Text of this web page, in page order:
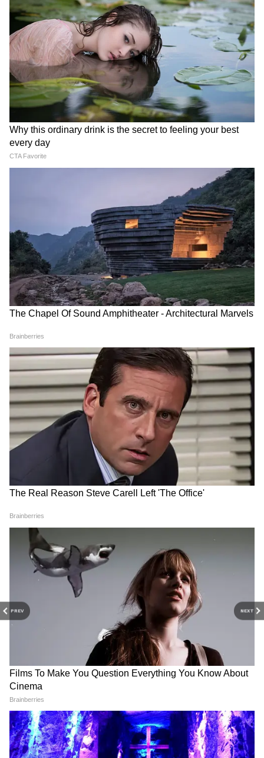
PREV NEXT
हाल ही में एक इंटरव्यू में मौनी रॉय से पूछा गया, "आपने
बॉलीवुड में अपने बारे में सबसे बड़ी अफवाह क्या सुनी
है?" इस पर उन्होंने जवाब दिया, "कि मैं लेस्बियन हूं।"
4
Image Credit :Twitter
आत्मनिर्भर बनना जरूरी
मौनी रॉय ने बताया कि तलाक के बाद उनके परिवार और
दोस्तों ने उनका पूरा साथ दिया, जिसके लिए वह उनकी
आर्थिक रूप से आत्मनिर्भर होना चाहिए।
StockPhoto
2 साल में ही टूटी शादी!
मौनी रॉय और सूरज नांबियार ने 2022 में शादी की थी।
अब दोनों ने आपसी सहमति से तलाक ले लिया है।
फिलहाल, मौनी रॉय फिल्मों और रियलिटी शो में बिजी हैं।